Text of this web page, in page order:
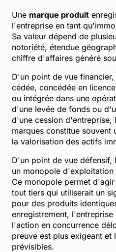
Une marque produit
l'entreprise en tant
Sa valeur dépend de
notoriété, étendue
chiffre d'affaires généré
D'un point de vue
cédée, concédée en
ou intégrée dans une
d'une levée de fonds ou
d'une cession d'entreprise,
marques constitue
la valorisation des actifs
D'un point de vue défensif,
un monopole
Ce monopole permet
tout tiers qui utiliserait un
pour des produits
enregistrement,
l'action en concurrence
preuve est plus exigeant et
prévisibles.